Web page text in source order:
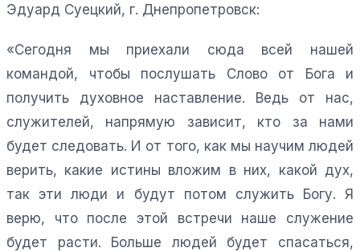
Эдуард Суецкий, г. Днепропетровск:
«Сегодня мы приехали сюда всей нашей
командой, чтобы послушать Слово от Бога и
получить духовное наставление. Ведь от нас,
служителей, напрямую зависит, кто за нами
будет следовать. И от того, как мы научим людей
верить, какие истины вложим в них, какой дух,
так эти люди и будут потом служить Богу. Я
верю, что после этой встречи наше служение
будет расти. Больше людей будет спасаться,